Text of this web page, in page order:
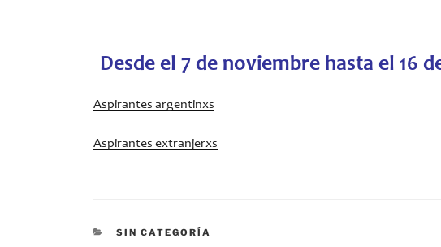
Desde el 7 de noviembre hasta el 16
Aspirantes argentinxs
Aspirantes extranjerxs
CATEGORÍAS
SIN CATEGORÍA